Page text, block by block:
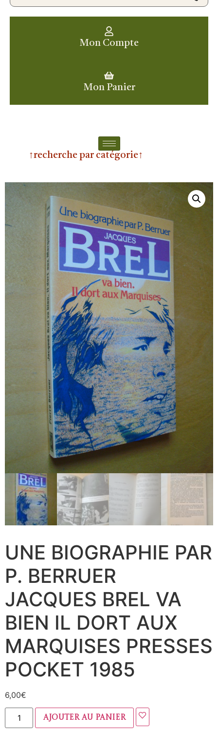
Mon Compte
Mon Panier
↑recherche par catégorie↑
UNE BIOGRAPHIE PAR
P. BERRUER
JACQUES BREL VA
BIEN IL DORT AUX
MARQUISES PRESSES
POCKET 1985
6,00€
Ajouter au panier